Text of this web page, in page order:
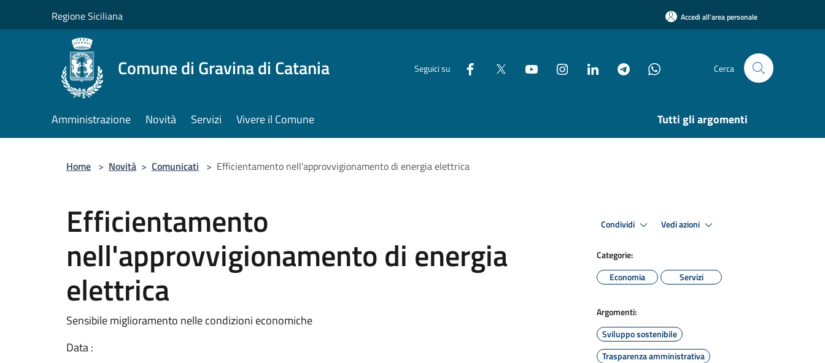
Regione Siciliana Accedi all'area personale
Comune di Gravina di Catania Seguici su Cerca
Amministrazione Novità Servizi Vivere il Comune Tutti gli argomenti
Home > Novità > Comunicati > Efficientamento nell'approvvigionamento di energia elettrica
Efficientamento
nell'approvvigionamento di energia
elettrica
Sensibile miglioramento nelle condizioni economiche
Data :
Condividi Vedi azioni
Categorie:
Economia
Servizi
Argomenti:
Sviluppo sostenibile
Trasparenza amministrativa